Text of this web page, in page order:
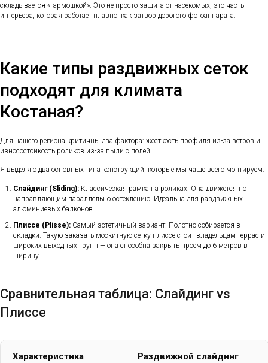
складывается «гармошкой». Это не просто защита от насекомых, это часть
интерьера, которая работает плавно, как затвор дорогого фотоаппарата.
Какие типы раздвижных сеток
подходят для климата
Костаная?
Для нашего региона критичны два фактора: жесткость профиля из-за ветров и
износостойкость роликов из-за пыли с полей.
Я выделяю два основных типа конструкций, которые мы чаще всего монтируем:
Слайдинг (Sliding): Классическая рамка на роликах. Она движется по
направляющим параллельно остеклению. Идеальна для раздвижных
алюминиевых балконов.
Плиссе (Plisse): Самый эстетичный вариант. Полотно собирается в
складки. Такую заказать москитную сетку плиссе стоит владельцам террас и
широких выходных групп — она способна закрыть проем до 6 метров в
ширину.
Сравнительная таблица: Слайдинг vs
Плиссе
Характеристика Раздвижной слайдинг